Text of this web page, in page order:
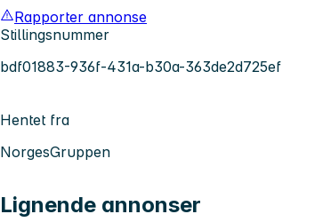
Rapporter annonse
Stillingsnummer
bdf01883-936f-431a-b30a-363de2d725ef
Hentet fra
NorgesGruppen
Lignende annonser